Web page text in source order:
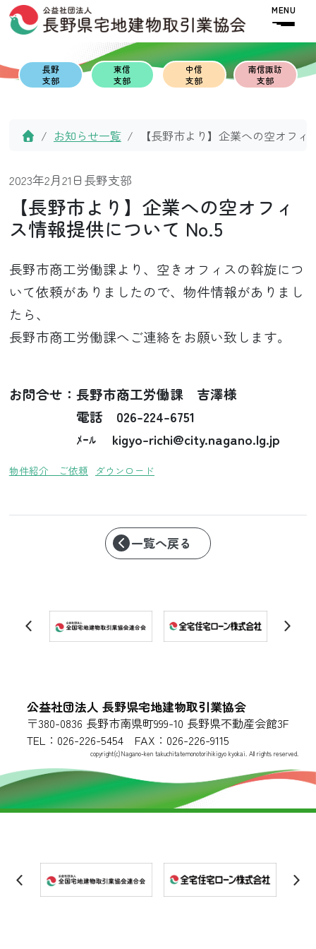
Skip to content
Skip to footer
長野
支部
東信
支部
中信
支部
南信諏訪
支部
Homeお知らせ一覧 【長野市より】企業への空オフ
2023年2月21日 長野支部
【長野市より】企業への空オフィ
ス情報提供について No.5
長野市商工労働課より、空きオフィスの斡旋につ
いて依頼がありましたので、物件情報がありまし
たら、
長野市商工労働課へご連絡をお願い致します。
お問合せ：長野市商工労働課 吉澤様
電話 026-224-6751
ﾒｰﾙ kigyo-richi@city.nagano.lg.jp
物件紹介 ご依頼 ダウンロード
一覧へ戻る
公益社団法人 長野県宅地建物取引業協会
〒380-0836 長野市南県町999-10 長野県不動産会館3F
TEL：026-226-5454 FAX：026-226-9115
copyright(c)Nagano-ken takuchitatemonotorihikigyo kyokai. All rights reserved.
MENU